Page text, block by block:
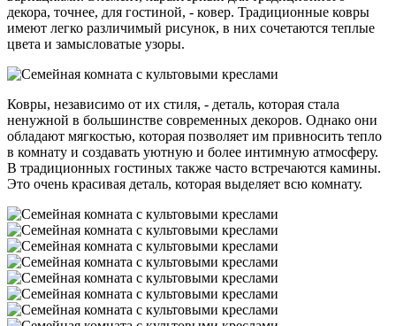
декора, точнее, для гостиной, - ковер. Традиционные ковры
имеют легко различимый рисунок, в них сочетаются теплые
цвета и замысловатые узоры.
Ковры, независимо от их стиля, - деталь, которая стала
ненужной в большинстве современных декоров. Однако они
обладают мягкостью, которая позволяет им привносить тепло
в комнату и создавать уютную и более интимную атмосферу.
В традиционных гостиных также часто встречаются камины.
Это очень красивая деталь, которая выделяет всю комнату.